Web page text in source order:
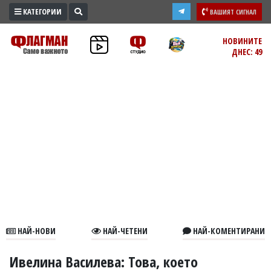
ПРОМО
ЗОНА
В
КАТЕГОРИИ ВАШИЯТ СИГНАЛ
НОВИНИТЕ
ДНЕС: 49
НАЙ-НОВИ НАЙ-ЧЕТЕНИ НАЙ-КОМЕНТИРАНИ
Ивелина Василева: Това, което